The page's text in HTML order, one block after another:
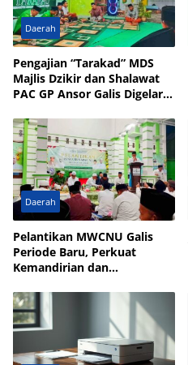
Daerah
Pengajian “Tarakad” MDS
Majlis Dzikir dan Shalawat
PAC GP Ansor Galis Digelar
Bulay
Daerah
Pelantikan MWCNU Galis
Periode Baru, Perkuat
Kemandirian dan